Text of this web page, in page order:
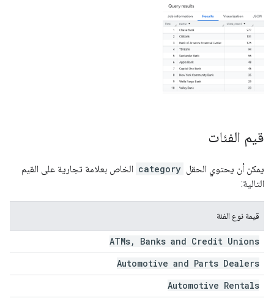
قيم الفئات
يمكن أن يحتوي الحقل category الخاص بعلامة تجارية على القيم
التالية:
قيمة نوع الفئة
ATMs,
Banks and Credit Unions
Automotive and Parts Dealers
Automotive Rentals